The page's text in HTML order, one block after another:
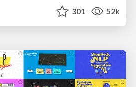
301 52k